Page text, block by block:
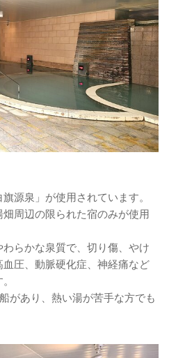
源泉」が使用されています。
周辺の限られた宿のみが使用
らかな泉質で、切り傷、やけ
圧、動脈硬化症、神経痛など
があり、熱い湯が苦手な方でも